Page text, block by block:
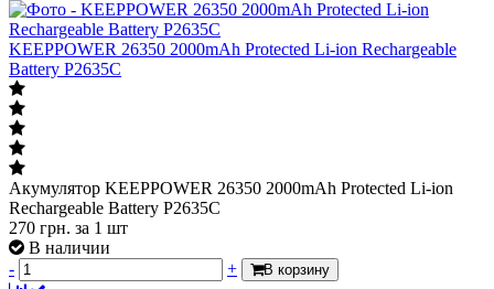
KEEPPOWER 26350 2000mAh Protected Li-ion Rechargeable
Battery P2635C
Акумулятор KEEPPOWER 26350 2000mAh Protected Li-ion
Rechargeable Battery P2635C
270 грн. за 1 шт
В наличии
-
+ В корзину